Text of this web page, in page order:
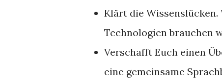
Klärt die
Technologien brauchen
Verschafft Euch einen
eine gemeinsame